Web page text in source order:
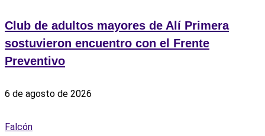
Club de adultos mayores de Alí Primera
sostuvieron encuentro con el Frente
Preventivo
6 de agosto de 2026
Falcón